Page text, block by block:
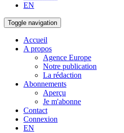
EN
Toggle navigation
Accueil
A propos
Agence Europe
Notre publication
La rédaction
Abonnements
Aperçu
Je m'abonne
Contact
Connexion
EN